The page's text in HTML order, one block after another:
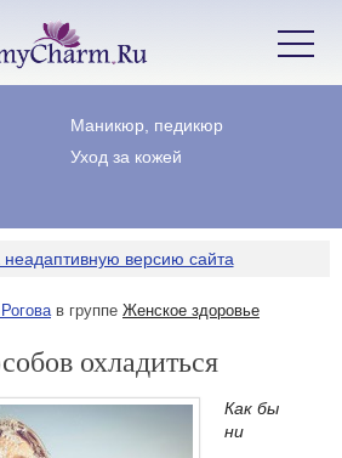
Маникюр, педикюр
Уход за кожей
версию сайта
в группе Женское здоровье
охладиться
Как бы
ни